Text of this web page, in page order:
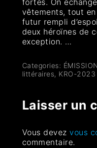
fortes. On
vêtements, tout
futur rempli
deux héroïnes de
exception. …
Categories:
littéraires, KRO-2023
Laisser un
Vous devezvous
commentaire.